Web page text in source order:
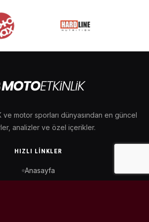
ve motor sporları dünyasından en güncel
analizler ve özel içerikler.
HIZLI LINKLER
Anasayfa